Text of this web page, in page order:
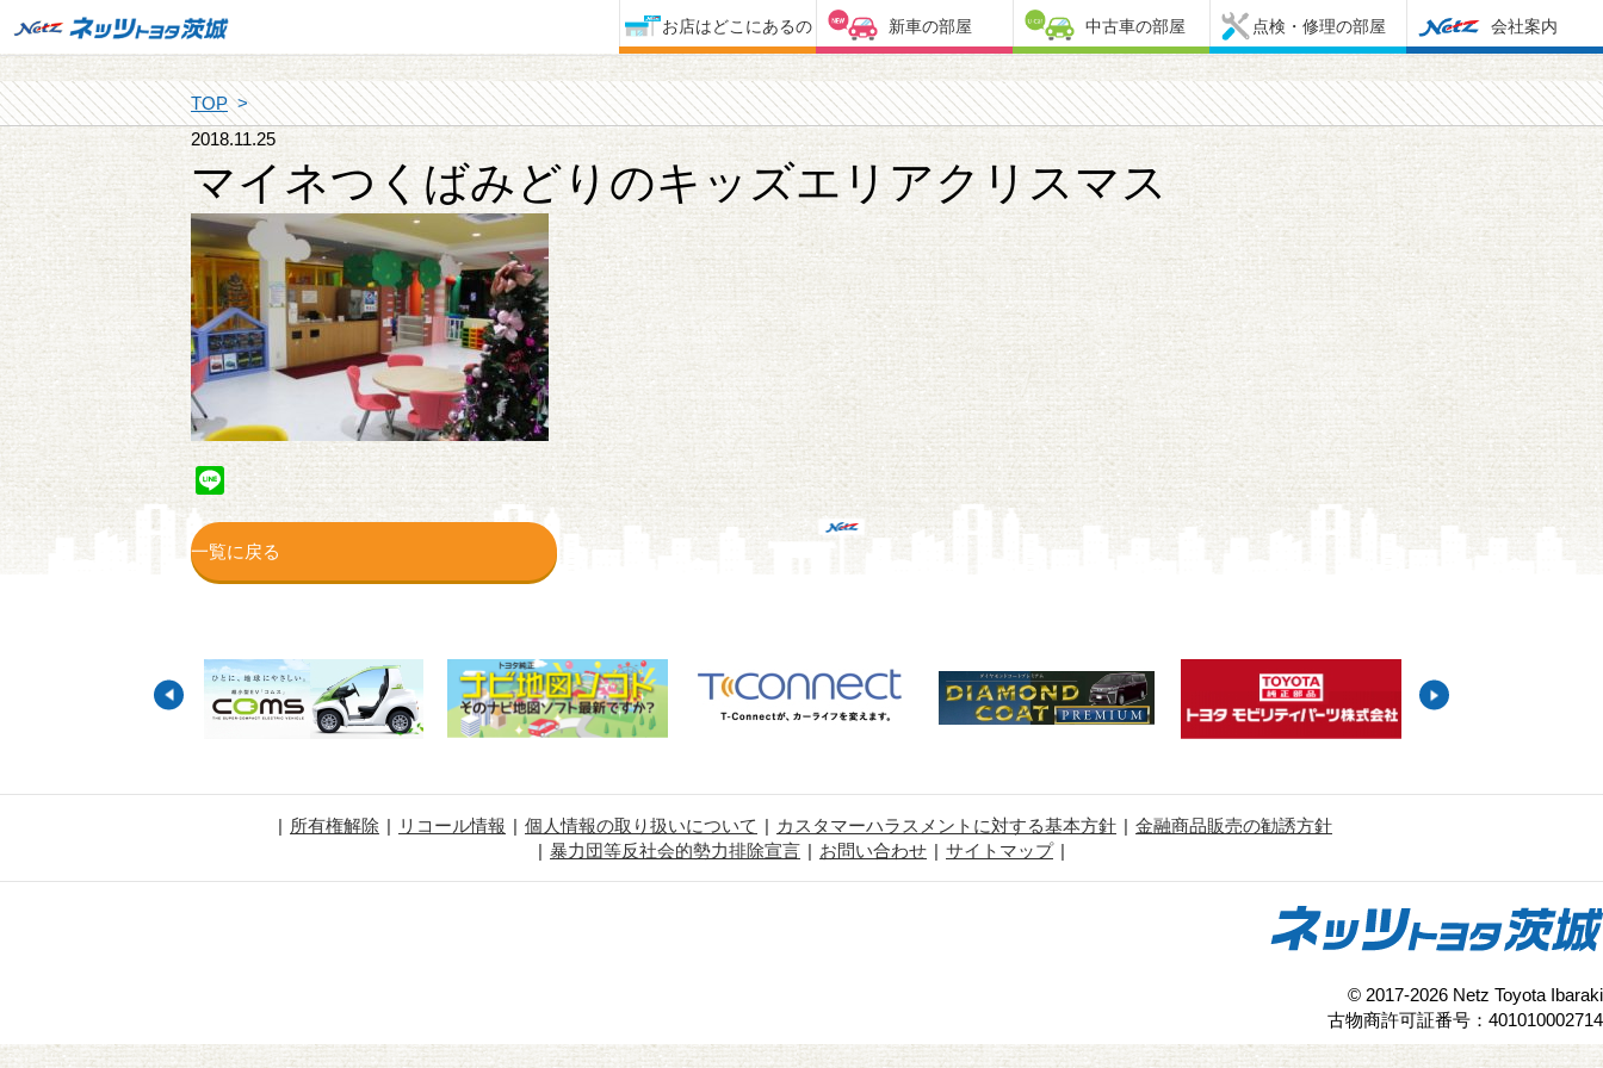
お店はどこにあるの 新車の部屋 中古車の部屋 点検・修理の部屋 会社案内
TOP
2018.11.25
マイネつくばみどりのキッズエリアクリスマス
Line
一覧に戻る
所有権解除 リコール情報 個人情報の取り扱いについて カスタマーハラスメントに対する基本方針
金融商品販売の勧誘方針
暴力団等反社会的勢力排除宣言
お問い合わせ サイトマップ
© 2017-2026 Netz Toyota Ibaraki
古物商許可証番号：401010002714